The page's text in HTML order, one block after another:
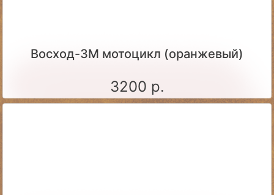
Восход-3М мотоцикл (оранжевый)
3200 р.